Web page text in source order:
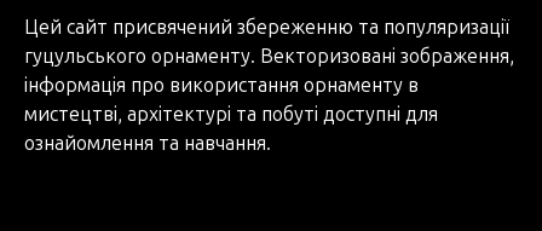
Цей сайт присвячений збереженню та популяризації
гуцульського орнаменту. Векторизовані зображення,
інформація про використання орнаменту в
мистецтві, архітектурі та побуті доступні для
ознайомлення та навчання.